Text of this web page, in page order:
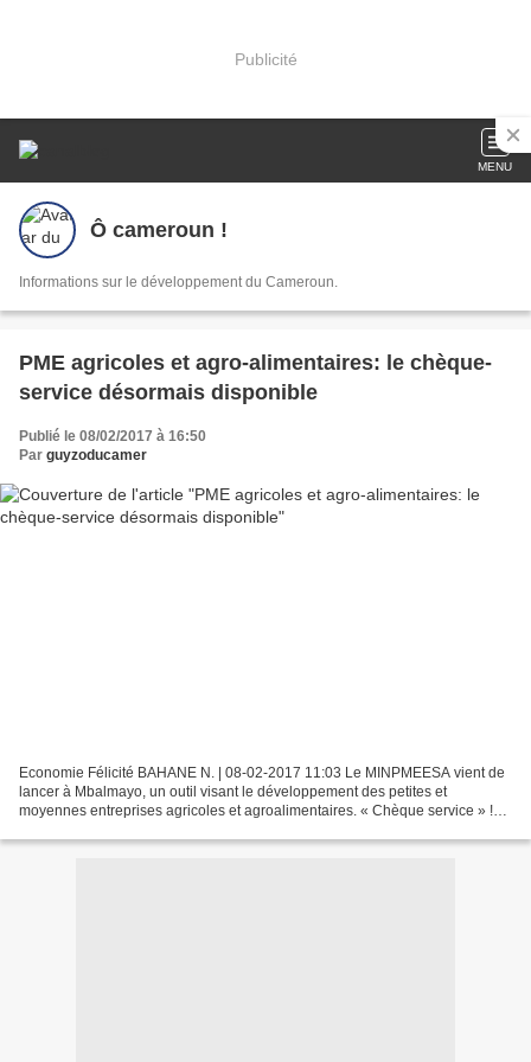
Publicité
MENU
Ô cameroun !
Informations sur le développement du Cameroun.
PME agricoles et agro-alimentaires: le chèque-
service désormais disponible
Publié le 08/02/2017 à 16:50
Par guyzoducamer
Economie Félicité BAHANE N. | 08-02-2017 11:03 Le MINPMEESA vient de
lancer à Mbalmayo, un outil visant le développement des petites et
moyennes entreprises agricoles et agroalimentaires. « Chèque service » !